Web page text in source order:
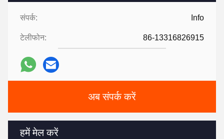
संपर्क: Info
टेलीफोन: 86-13316826915
अब संपर्क करें
हमें मेल करें